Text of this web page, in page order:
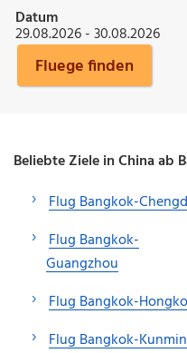
Datum
29.08.2026 - 30.08.2026
Fluege finden
Beliebte Ziele in China ab
Flug Bangkok-
Flug Bangkok-
Guangzhou
Flug Bangkok-
Flug Bangkok-